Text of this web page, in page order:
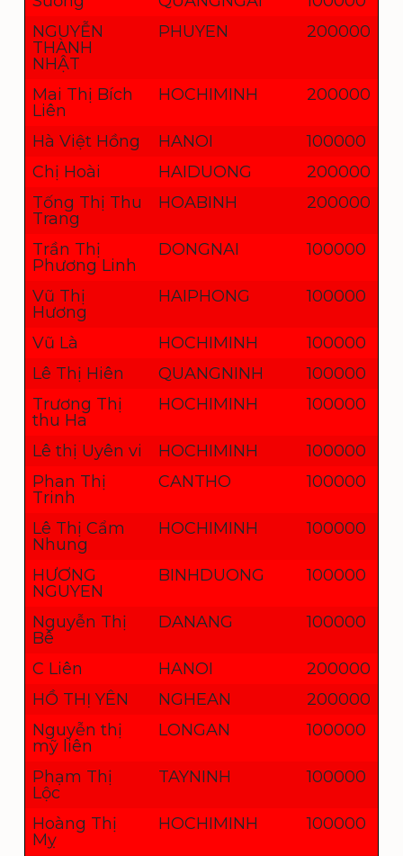
NGUYỄN
THÀNH
NHẬT
PHUYEN 200000
Mai Thị Bích
Liên
HOCHIMINH 200000
Hà Việt Hồng HANOI
100000
Chị Hoài
HAIDUONG
200000
Tống Thị Thu
Trang
HOABINH 200000
Trần Thị
Phương Linh
DONGNAI 100000
Vũ Thị
Hương
HAIPHONG 100000
Vũ Là HOCHIMINH
100000
Lê Thị Hiên
QUANGNINH
100000
Trương Thị
thu Ha
HOCHIMINH 100000
Lê thị Uyên vi HOCHIMINH
100000
Phan Thị
Trinh
CANTHO 100000
Lê Thị Cẩm
Nhung
HOCHIMINH 100000
HƯƠNG
NGUYEN
BINHDUONG 100000
Nguyễn Thị
Bê
DANANG 100000
C Liên HANOI
200000
HỒ THỊ YÊN
NGHEAN
200000
Nguyễn thị
mỹ liên
LONGAN 100000
Phạm Thị
Lộc
TAYNINH 100000
Hoàng Thị
Mỵ
HOCHIMINH 100000